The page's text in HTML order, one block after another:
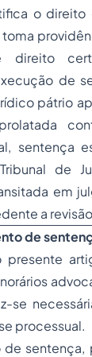
o direito
toma
direito
de
pátrio
sentença
de
em
a
de
presente
se
processual.
sentença,